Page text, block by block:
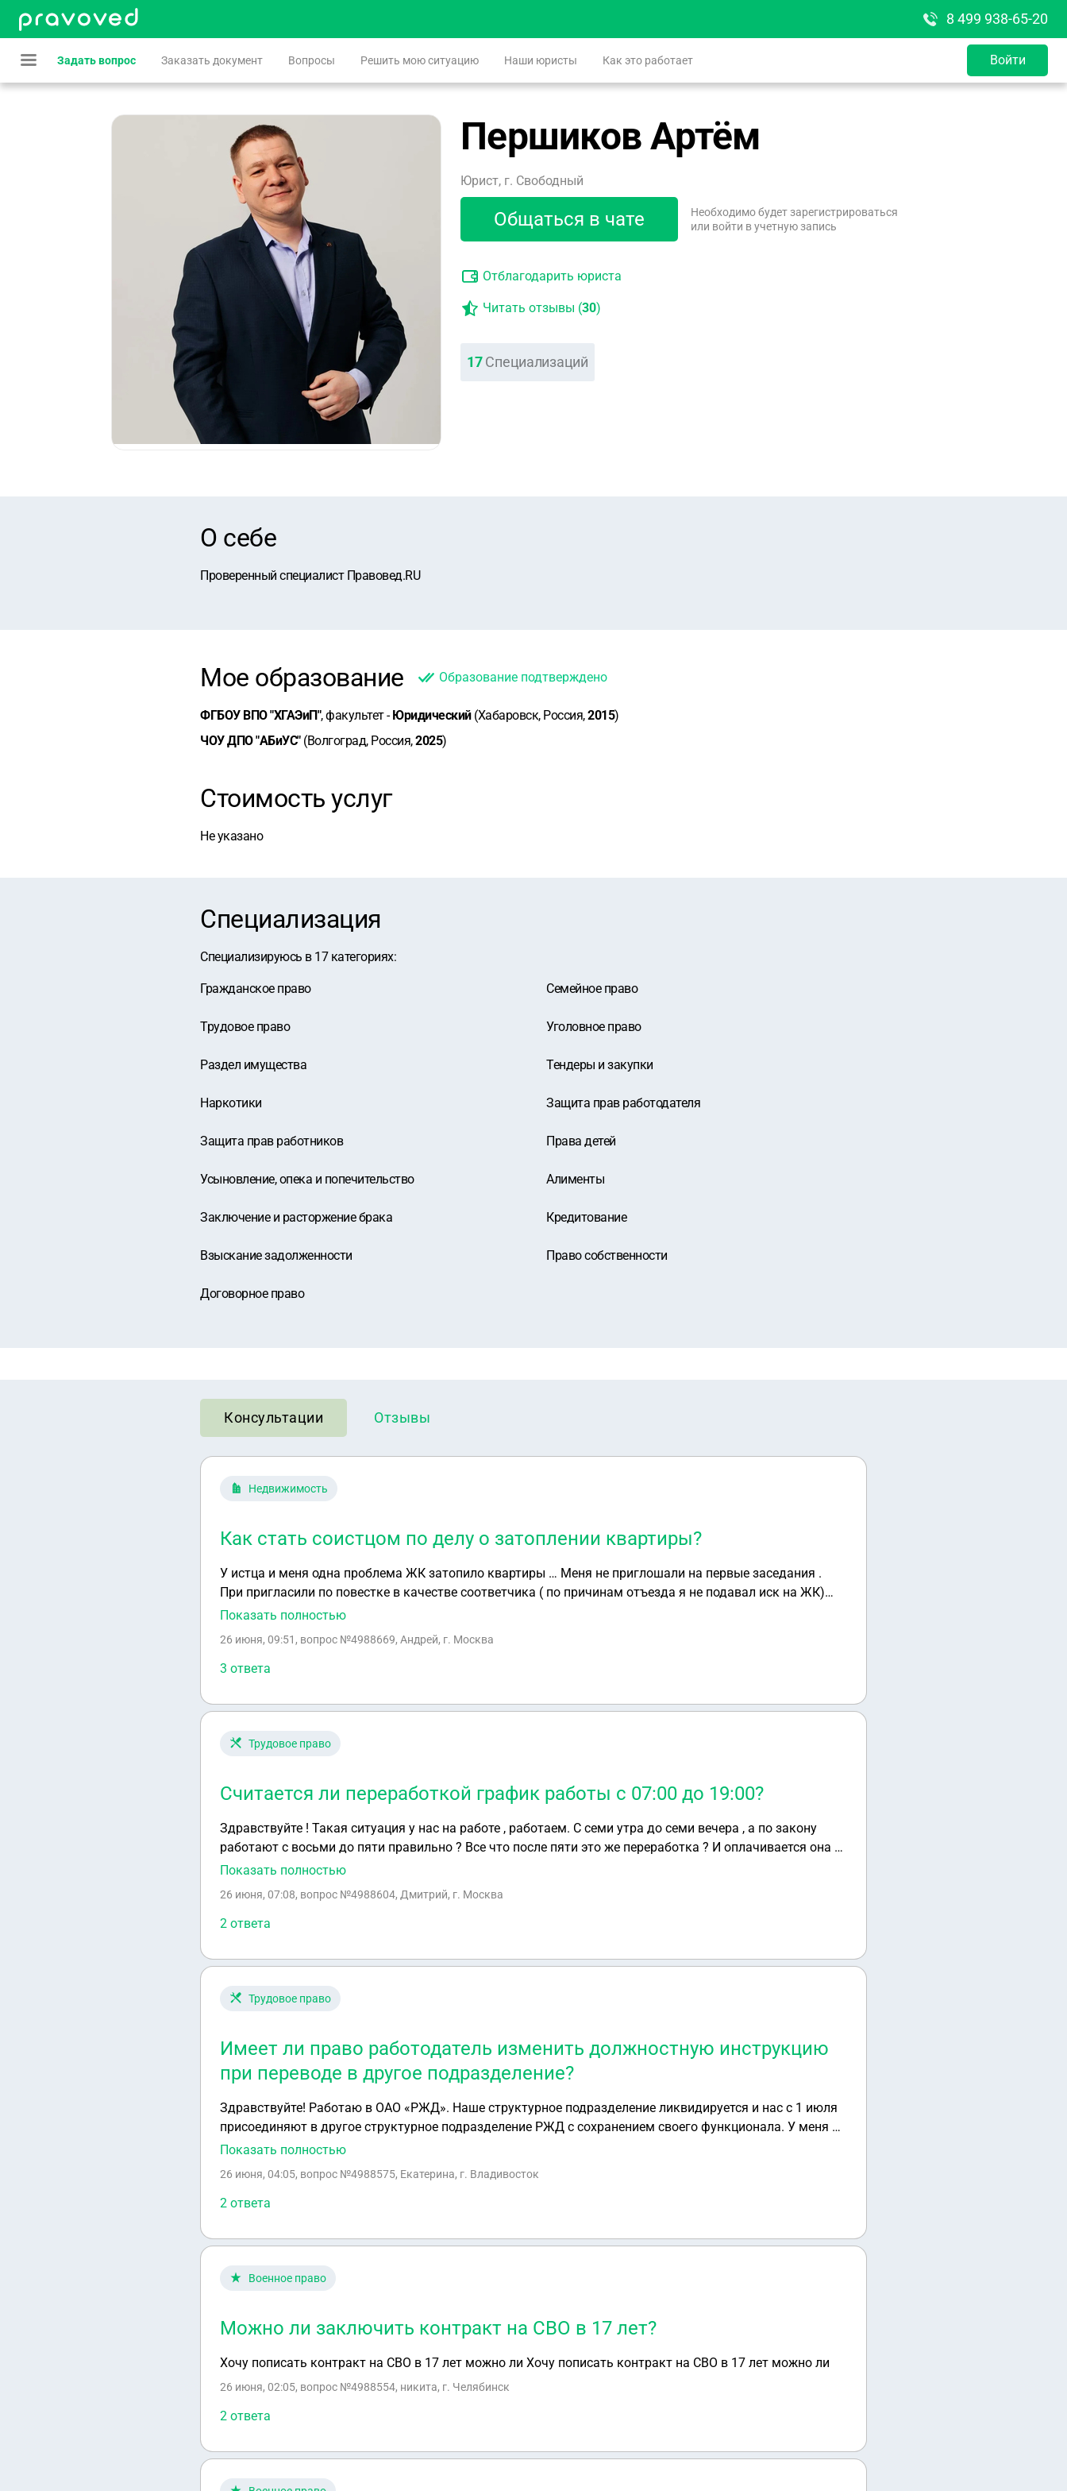
8 499 938-65-20
Задать вопрос Заказать документ Вопросы Решить мою ситуацию Наши юристы Как это работает Войти
Першиков Артём
Юрист, г. Свободный
Общаться в чате
Необходимо будет зарегистрироваться
или войти в учетную запись
Отблагодарить юриста
Читать отзывы (30)
17 Специализаций
О себе
Проверенный специалист Правовед.RU
Мое образование Образование подтверждено
ФГБОУ ВПО "ХГАЭиП", факультет -Юридический(Хабаровск, Россия,2015)
ЧОУ ДПО "АБиУС"(Волгоград, Россия,2025)
Стоимость услуг
Не указано
Специализация
Специализируюсь в 17 категориях:
Гражданское право Семейное право
Трудовое право Уголовное право
Раздел имущества Тендеры и закупки
Наркотики Защита прав работодателя
Защита прав работников Права детей
Усыновление, опека и попечительство Алименты
Заключение и расторжение брака Кредитование
Взыскание задолженности Право собственности
Договорное право
Консультации Отзывы
Недвижимость
Как стать соистцом по делу о затоплении квартиры?
У истца и меня одна проблема ЖК затопило квартиры … Меня не приглошали на первые заседания .
При пригласили по повестке в качестве соответчика ( по причинам отъезда я не подавал иск на ЖК)
Как можно стать соистцом по делу затопления жилья
Показать полностью
26 июня, 09:51 , вопрос №4988669, Андрей, г. Москва
3 ответа
Трудовое право
Считается ли переработкой график работы с 07:00 до 19:00?
Здравствуйте ! Такая ситуация у нас на работе , работаем. С семи утра до семи вечера , а по закону
работают с восьми до пяти правильно ? Все что после пяти это же переработка ? И оплачивается она в
полтора раза должна ! Как это решить ?
Показать полностью
26 июня, 07:08, вопрос №4988604, Дмитрий, г. Москва
2 ответа
Трудовое право
Имеет ли право работодатель изменить должностную инструкцию
при переводе в другое подразделение?
Здравствуйте! Работаю в ОАО «РЖД». Наше структурное подразделение ликвидируется и нас с 1 июля
присоединяют в другое структурное подразделение РЖД с сохранением своего функционала. У меня в
штатном расписании наименование должности не меняется. Имеют ли право изменить мою
Показать полностью
26 июня, 04:05, вопрос №4988575, Екатерина, г. Владивосток
2 ответа
Военное право
Можно ли заключить контракт на СВО в 17 лет?
Хочу пописать контракт на СВО в 17 лет можно ли Хочу пописать контракт на СВО в 17 лет можно ли
26 июня, 02:05, вопрос №4988554, никита, г. Челябинск
2 ответа